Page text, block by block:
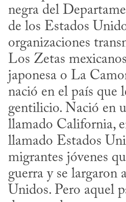
negra del
de los Estados
organizaciones
Los Zetas
japonesa o La
nació en el país que
gentilicio. Nació en
llamado California,
llamado Estados
migrantes jóvenes
guerra y se largaron
Unidos. Pero aquel